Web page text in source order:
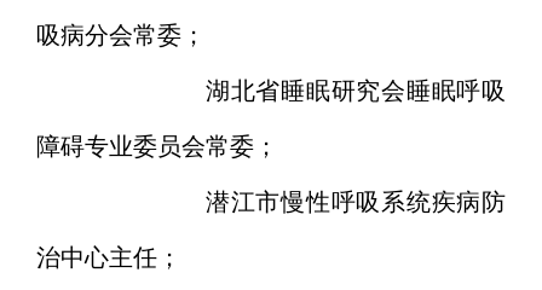
吸病分会常委；
湖北省睡眠研究会睡眠呼吸
障碍专业委员会常委；
潜江市慢性呼吸系统疾病防
治中心主任；